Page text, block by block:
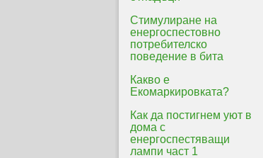
Стимулиране на
енергоспестовно
потребителско
поведение в бита
Какво е
Екомаркировката?
Как да постигнем уют в
дома с
енергоспестяващи
лампи част 1